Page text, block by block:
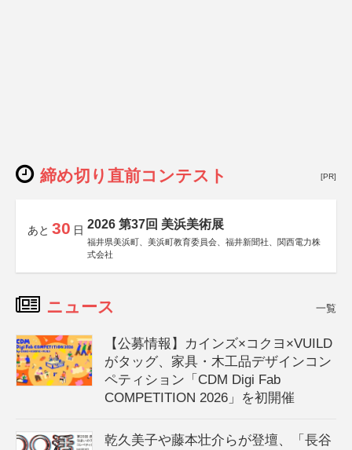
締め切り直前コンテスト [PR]
あと 30 日 2026 第37回 美浜美術展
福井県美浜町、美浜町教育委員会、福井新聞社、関西電力株
式会社
ニュース 一覧
【公募情報】カインズ×コクヨ×VUILD
がタッグ、家具・木工品デザインコン
ペティション「CDM Digi Fab
COMPETITION 2026」を初開催
乾久美子や藤本壮介らが登壇、「長谷